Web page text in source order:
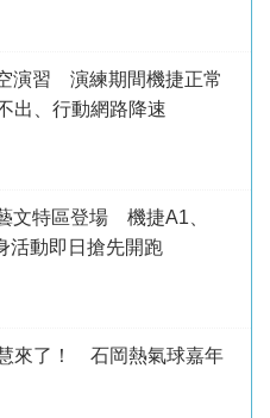
演習 演練期間機捷正常
出、行動網路降速
文特區登場 機捷A1、
活動即日搶先開跑
來了！ 石岡熱氣球嘉年